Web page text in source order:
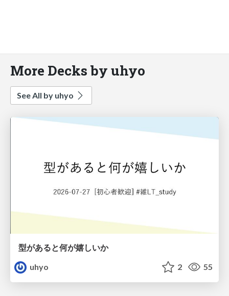
More Decks by uhyo
See All by uhyo
型があると何が嬉しいか
uhyo
2 55